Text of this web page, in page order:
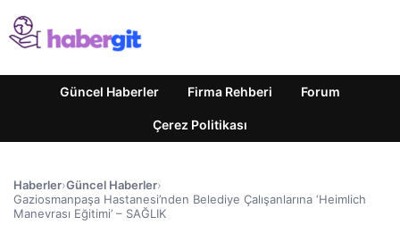
Güncel Haberler Firma Rehberi Forum
Çerez Politikası
Haberler›Güncel Haberler›
Gaziosmanpaşa Hastanesi’nden Belediye Çalışanlarına ‘Heimlich
Manevrası Eğitimi’ – SAĞLIK